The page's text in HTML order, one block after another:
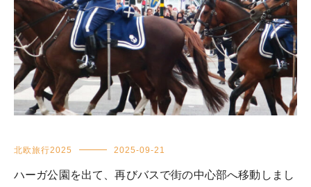
北欧旅行2025 2025-09-21
ハーガ公園を出て、再びバスで街の中心部へ移動しまし